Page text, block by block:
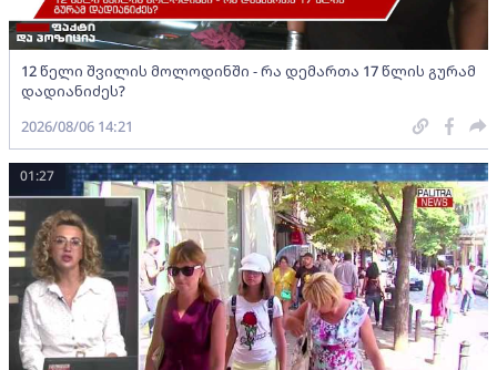
12 წელი შვილის მოლოდინში - რა დემართა 17 წლის გურამ
დადიანიძეს?
2026/08/06 14:21
01:27